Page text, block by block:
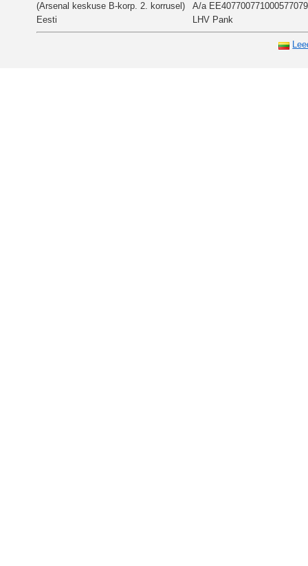
(Arsenal keskuse B-korp. 2. korrusel)
Eesti
A/a EE407700771000577079
LHV Pank